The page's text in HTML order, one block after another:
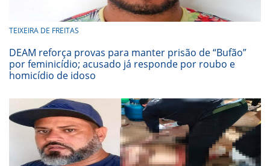
TEIXEIRA DE FREITAS
DEAM reforça provas para manter prisão de “Bufão”
por feminicídio; acusado já responde por roubo e
homicídio de idoso